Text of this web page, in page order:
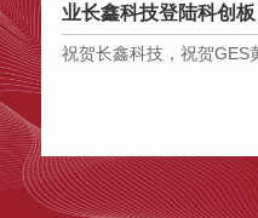
业长鑫科技登陆科创板
祝贺长鑫科技，祝贺GES
2017中国经济图谱解读
到新常态
SAIF校友峰会:新金融